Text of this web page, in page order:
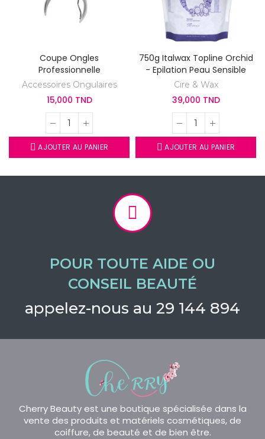
Coupe Ongles
Professionnelle
Accessoires Ongulaires
15,000 TND
AJOUTER AU PANIER
750g Italwax Topline Orchid
- Epilation Peau Sensible
Cire & Wax
39,000 TND
AJOUTER AU PANIER
POUR TOUTE AIDE OU
CONSEIL BEAUTÉ
appelez-nous au 29 144 894
Cherry Beauty est une boutique spécialisée dans la
vente des produits et matériels cosmétiques, de
coiffure, de beauté et de bien être.